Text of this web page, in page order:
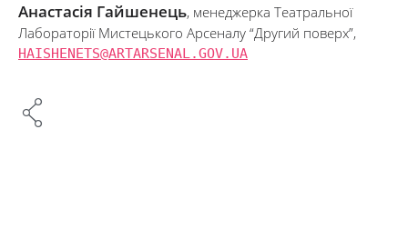
Анастасія Гайшенець, менеджерка Театральної
Лабораторії Мистецького Арсеналу “Другий поверх”,
HAISHENETS@ARTARSENAL.GOV.UA